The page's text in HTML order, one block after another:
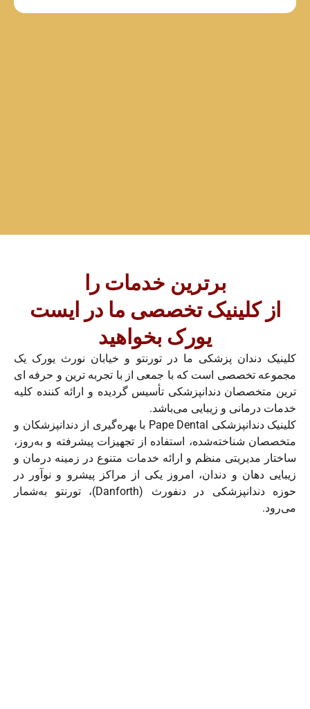
برترین خدمات را
از کلینیک تخصصی ما در ایست
یورک بخواهید
کلینیک دندان پزشکی ما در تورنتو و خیابان نورث یورک یک
مجموعه تخصصی است که با جمعی از با تجربه ترین و حرفه ای
ترین متخصصان دندانپزشکی تأسیس گردیده و ارائه کننده کلیه
خدمات درمانی و زیبایی می‌باشد.
کلینیک دندانپزشکی Pape Dental با بهره‌گیری از دندانپزشکان و
متخصصان شناخته‌شده، استفاده از تجهیزات پیشرفته و به‌روز،
ساختار مدیریتی منظم و ارائه خدمات متنوع در زمینه درمان و
زیبایی دهان و دندان، امروز یکی از مراکز پیشرو و نوآور در
حوزه دندانپزشکی در دنفورث (Danforth)، تورنتو به‌شمار
می‌رود.